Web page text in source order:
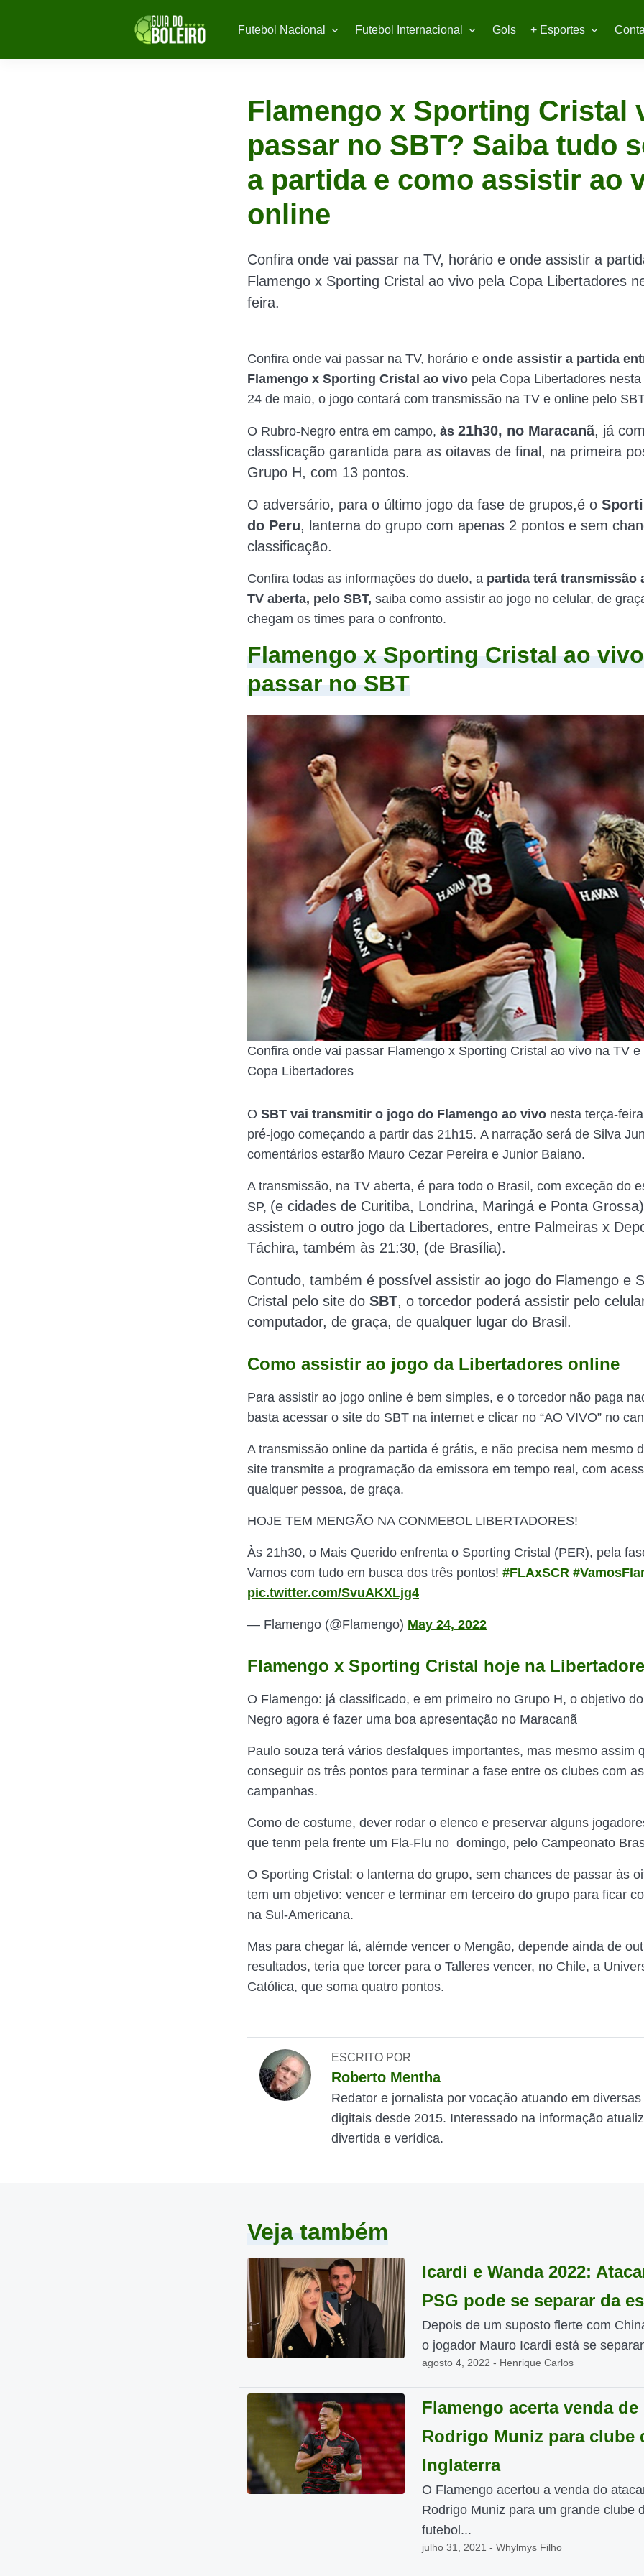
Futebol Nacional Futebol Internacional Gols + Esportes
Flamengo x Sporting Cristal
passar no SBT? Saiba tudo
a partida e como assistir ao
online
Confira onde vai passar na TV, horário e onde assistir a
Flamengo x Sporting Cristal ao vivo pela Copa Libertadores
feira.
Confira onde vai passar na TV, horário e onde assistir a partida
Flamengo x Sporting Cristal ao vivo pela Copa Libertadores
24 de maio, o jogo contará com transmissão na TV e online pelo
O Rubro-Negro entra em campo, às 21h30, no Maracanã, já
classficação garantida para as oitavas de final, na primeira
Grupo H, com 13 pontos.
O adversário, para o último jogo da fase de grupos,é o
do Peru, lanterna do grupo com apenas 2 pontos e sem
classificação.
Confira todas as informações do duelo, a partida terá transmissão
TV aberta, pelo SBT, saiba como assistir ao jogo no celular, de
chegam os times para o confronto.
Flamengo x Sporting Cristal ao
passar no SBT
Confira onde vai passar Flamengo x Sporting Cristal ao vivo na TV
Copa Libertadores
O SBT vai transmitir o jogo do Flamengo ao vivo nesta terça-
pré-jogo começando a partir das 21h15. A narração será de Silva
comentários estarão Mauro Cezar Pereira e Junior Baiano.
A transmissão, na TV aberta, é para todo o Brasil, com exceção do
SP, (e cidades de Curitiba, Londrina, Maringá e Ponta
assistem o outro jogo da Libertadores, entre Palmeiras x
Táchira, também às 21:30, (de Brasília).
Contudo, também é possível assistir ao jogo do Flamengo e
Cristal pelo site do SBT, o torcedor poderá assistir pelo
computador, de graça, de qualquer lugar do Brasil.
Como assistir ao jogo da Libertadores online
Para assistir ao jogo online é bem simples, e o torcedor não paga
basta acessar o site do SBT na internet e clicar no “AO VIVO” no
A transmissão online da partida é grátis, e não precisa nem mesmo
site transmite a programação da emissora em tempo real, com
qualquer pessoa, de graça.
HOJE TEM MENGÃO NA CONMEBOL LIBERTADORES!
Às 21h30, o Mais Querido enfrenta o Sporting Cristal (PER), pela
Vamos com tudo em busca dos três pontos! #FLAxSCR
pic.twitter.com/SvuAKXLjg4
— Flamengo (@Flamengo) May 24, 2022
Flamengo x Sporting Cristal hoje na
O Flamengo: já classificado, e em primeiro no Grupo H, o objetivo
Negro agora é fazer uma boa apresentação no Maracanã
Paulo souza terá vários desfalques importantes, mas mesmo assim
conseguir os três pontos para terminar a fase entre os clubes com
campanhas.
Como de costume, dever rodar o elenco e preservar alguns
que tenm pela frente um Fla-Flu no domingo, pelo Campeonato
O Sporting Cristal: o lanterna do grupo, sem chances de passar às
tem um objetivo: vencer e terminar em terceiro do grupo para ficar
na Sul-Americana.
Mas para chegar lá, alémde vencer o Mengão, depende ainda de
resultados, teria que torcer para o Talleres vencer, no Chile, a
Católica, que soma quatro pontos.
ESCRITO POR
Roberto Mentha
Redator e jornalista por vocação atuando em
digitais desde 2015. Interessado na informação
divertida e verídica.
Veja também
Icardi e Wanda 2022:
PSG pode se separar da
Depois de um suposto flerte com
o jogador Mauro Icardi está se
agosto 4, 2022 - Henrique Carlos
Flamengo acerta venda de
Rodrigo Muniz para clube
Inglaterra
O Flamengo acertou a venda do
Rodrigo Muniz para um grande clube
futebol...
julho 31, 2021 - Whylmys Filho